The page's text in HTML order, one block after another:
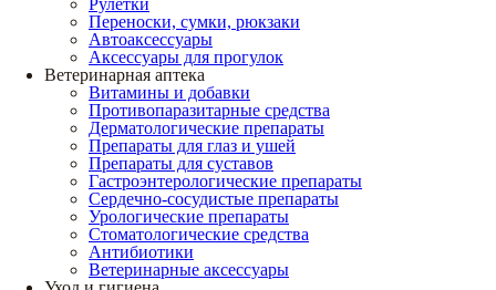
Рулетки
Переноски, сумки, рюкзаки
Автоаксессуары
Аксессуары для прогулок
Ветеринарная аптека
Витамины и добавки
Противопаразитарные средства
Дерматологические препараты
Препараты для глаз и ушей
Препараты для суставов
Гастроэнтерологические препараты
Сердечно-сосудистые препараты
Урологические препараты
Стоматологические средства
Антибиотики
Ветеринарные аксессуары